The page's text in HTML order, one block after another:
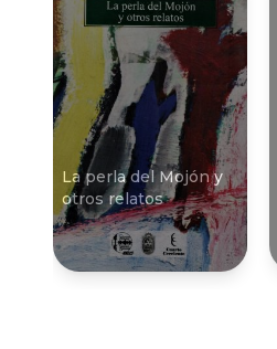
La perla del Mojón y
otros relatos